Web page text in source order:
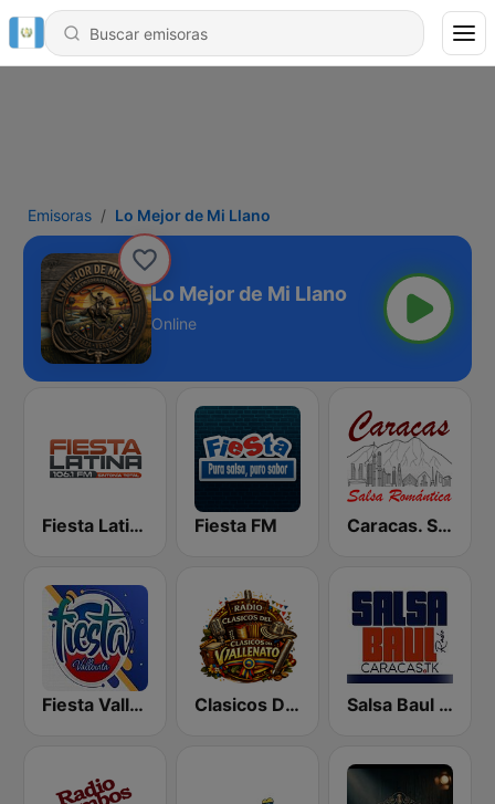
Emisoras Lo Mejor de Mi Llano
Lo Mejor de Mi Llano
Online
Fiesta Latina 106.1 FM Fiesta FM Caracas. Salsa Romántica
Fiesta Vallenata Clasicos Del Vallenato Salsa Baul Caracas Salsisima